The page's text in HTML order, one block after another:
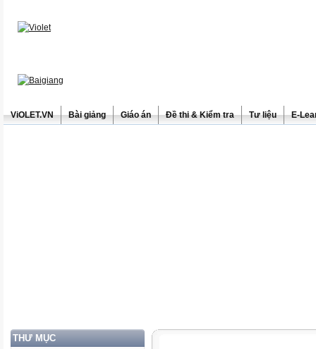
ViOLET.VN Bài giảng Giáo án Đề thi & Kiểm tra Tư liệu E-
THƯ MỤC